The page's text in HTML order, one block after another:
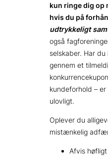
kun ringe dig op
hvis du på
udtrykkeligt
også
selskaber. Har
gennem et
kundefor­hold –
ulovligt.
Oplever du
mistænkelig
Afvis